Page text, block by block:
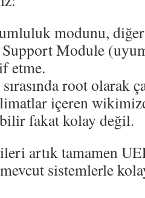
modunu,
Module
etme.
root olarak
içeren
fakat kolay değil.
artık tamamen
sistemlerle